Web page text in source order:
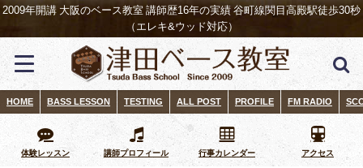
2009年開講 大阪のベース教室 講師歴16年の実績 谷町線関目高殿駅徒歩30秒
（エレキ&ウッド対応）
HOME BASS LESSON TESTING ALL POST PROFILE FM RADIO
体験レッスン 講師プロフィール 行事カレンダー アクセス